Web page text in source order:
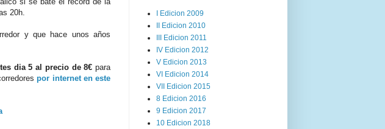
20h.
y que hace unos años
dia 5 al precio de 8€ para
por internet en este
I Edicion 2009
II Edicion 2010
III Edicion 2011
IV Edicion 2012
V Edicion 2013
VI Edicion 2014
VII Edicion 2015
8 Edicion 2016
9 Edicion 2017
10 Edicion 2018